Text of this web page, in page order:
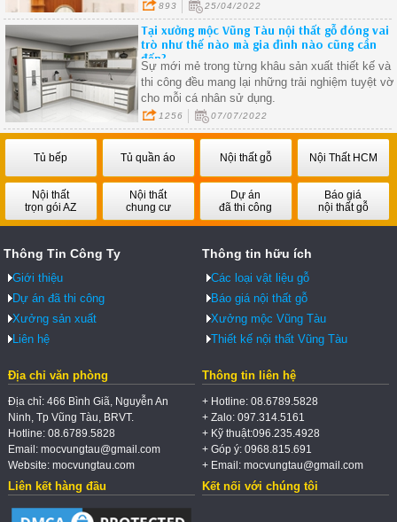
893 25/04/2022
Tại xưởng mộc Vũng Tàu nội thất gỗ đóng vai
trò như thế nào mà gia đình nào cũng cần
đến?
Sự mới mẻ trong từng khâu sản xuất thiết kế và
thi công đều mang lại những trải nghiệm tuyệt vời
cho mỗi cá nhân sử dụng.
1256 07/07/2022
Tủ bếp Tủ quần áo Nội thất gỗ Nội Thất HCM
Nội thất
trọn gói AZ
Nội thất
chung cư
Dự án
đã thi công
Báo giá
nội thất gỗ
Thông Tin Công Ty
Giới thiệu
Dự án đã thi công
Xưởng sản xuất
Liên hệ
Thông tin hữu ích
Các loại vật liệu gỗ
Báo giá nội thất gỗ
Xưởng mộc Vũng Tàu
Thiết kế nội thất Vũng Tàu
Địa chỉ văn phòng
Địa chỉ: 466 Bình Giã, Nguyễn An
Ninh, Tp Vũng Tàu, BRVT.
Hotline: 08.6789.5828
Email: mocvungtau@gmail.com
Website: mocvungtau.com
Thông tin liên hệ
+ Hotline: 08.6789.5828
+ Zalo: 097.314.5161
+ Kỹ thuật:096.235.4928
+ Góp ý: 0968.815.691
+ Email: mocvungtau@gmail.com
Liên kết hàng đầu Kết nối với chúng tôi